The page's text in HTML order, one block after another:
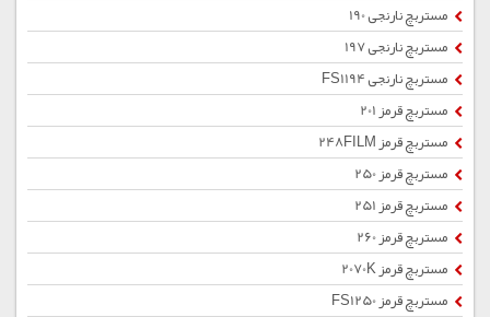
مستربچ نارنجی 190
مستربچ نارنجی 197
مستربچ نارنجی FS1194
مستربچ قرمز 201
مستربچ قرمز 248FILM
مستربچ قرمز 250
مستربچ قرمز 251
مستربچ قرمز 260
مستربچ قرمز 2070K
مستربچ قرمز FS1250